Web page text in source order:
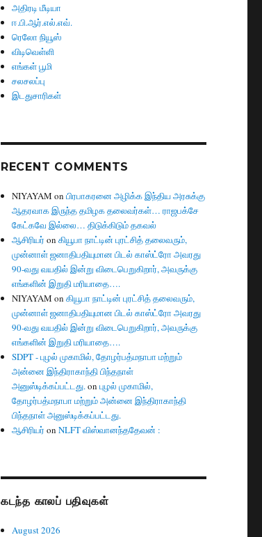
அதிரடி மீடியா
ஈ.பி.ஆர்.எல்.எவ்.
ரெலோ நியூஸ்
விடிவெள்ளி
எங்கள் பூமி
சலசலப்பு
இடதுசாரிகள்
RECENT COMMENTS
NIYAYAM onபிரபாகரனை அழிக்க இந்திய அரசுக்கு
ஆதரவாக இருந்த தமிழக தலைவர்கள்… ராஜபக்சே
கேட்கவே இல்லை… திடுக்கிடும் தகவல்
ஆசிரியர் onகியூபா நாட்டின் புரட்சித் தலைவரும்,
முன்னாள் ஜனாதிபதியுமான பிடல் காஸ்ட்ரோ அவரது
90-வது வயதில் இன்று விடைபெறுகிறார், அவருக்கு
எங்களின் இறுதி மரியாதை….
NIYAYAM onகியூபா நாட்டின் புரட்சித் தலைவரும்,
முன்னாள் ஜனாதிபதியுமான பிடல் காஸ்ட்ரோ அவரது
90-வது வயதில் இன்று விடைபெறுகிறார், அவருக்கு
எங்களின் இறுதி மரியாதை….
SDPT - புழல் முகாமில், தோழர்பத்மநாபா மற்றும்
அன்னை இந்திராகாந்தி பிந்தநாள்
அனுஸ்டிக்கப்பட்டது.onபுழல் முகாமில்,
தோழர்பத்மநாபா மற்றும் அன்னை இந்திராகாந்தி
பிந்தநாள் அனுஸ்டிக்கப்பட்டது.
ஆசிரியர் onNLFT விஸ்வானந்ததேவன் :
கடந்த காலப் பதிவுகள்
August 2026